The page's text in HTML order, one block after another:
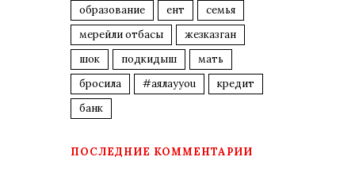
образование ент
семья
мерейли отбасы
жезказган
шок
подкидыш
мать
бросила
#аялауyou
кредит
банк
ПОСЛЕДНИЕ КОММЕНТАРИИ